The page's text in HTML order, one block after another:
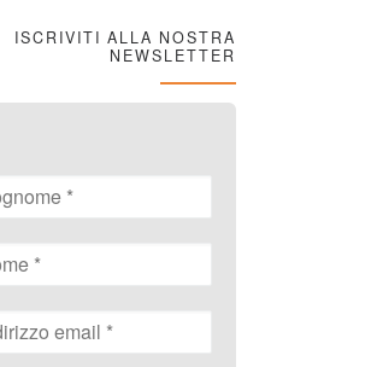
ISCRIVITI ALLA NOSTRA
NEWSLETTER